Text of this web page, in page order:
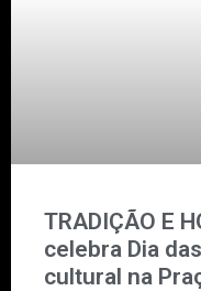
TRADIÇÃO E
celebra Dia
cultural na